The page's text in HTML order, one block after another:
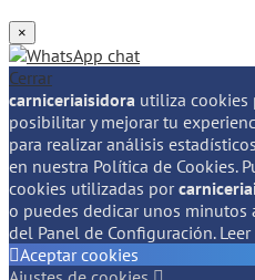
×
Cerrar
carniceriaisidora utiliza cookies
posibilitar y mejorar tu
para realizar análisis
en nuestra Política de Cookies.
cookies utilizadas por
o puedes dedicar unos minutos
del Panel de Configuración.
Aceptar cookies